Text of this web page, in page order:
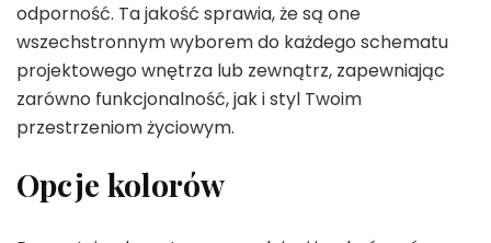
odporność. Ta jakość sprawia, że są one
wszechstronnym wyborem do każdego schematu
projektowego wnętrza lub zewnątrz, zapewniając
zarówno funkcjonalność, jak i styl Twoim
przestrzeniom życiowym.
Opcje kolorów